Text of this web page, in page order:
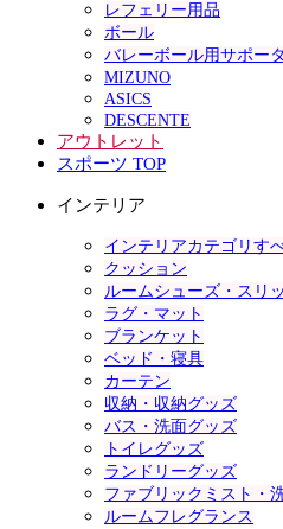
レフェリー用品
ボール
バレーボール用サポー
MIZUNO
ASICS
DESCENTE
アウトレット
スポーツ TOP
インテリア
インテリアカテゴリす
クッション
ルームシューズ・スリ
ラグ・マット
ブランケット
ベッド・寝具
カーテン
収納・収納グッズ
バス・洗面グッズ
トイレグッズ
ランドリーグッズ
ファブリックミスト・
ルームフレグランス